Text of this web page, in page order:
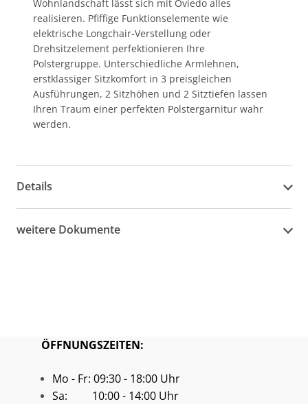
Wohnlandschaft lässt sich mit Oviedo alles
realisieren. Pfiffige Funktionselemente wie
elektrische Longchair-Verstellung oder
Drehsitzelement perfektionieren Ihre
Polstergruppe. Unterschiedliche Armlehnen,
erstklassiger Sitzkomfort in 3 preisgleichen
Ausführungen, 2 Sitzhöhen und 2 Sitztiefen lassen
Ihren Traum einer perfekten Polstergarnitur wahr
werden.
Details
weitere Dokumente
ÖFFNUNGSZEITEN:
Mo - Fr: 09:30 - 18:00 Uhr
Sa: 10:00 - 14:00 Uhr